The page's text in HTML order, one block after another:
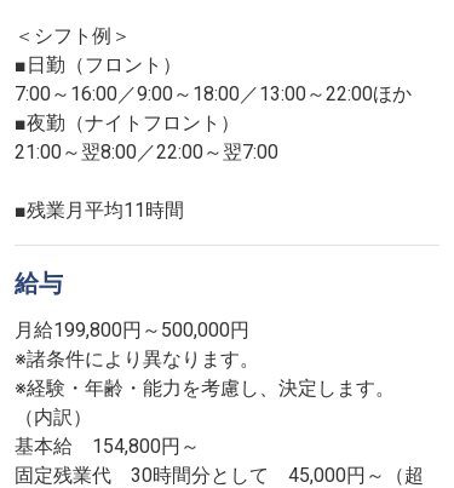
＜シフト例＞
■日勤（フロント）
7:00～16:00／9:00～18:00／13:00～22:00ほか
■夜勤（ナイトフロント）
21:00～翌8:00／22:00～翌7:00
■残業月平均11時間
給与
月給199,800円～500,000円
※諸条件により異なります。
※経験・年齢・能力を考慮し、決定します。
（内訳）
基本給 154,800円～
固定残業代 30時間分として 45,000円～（超